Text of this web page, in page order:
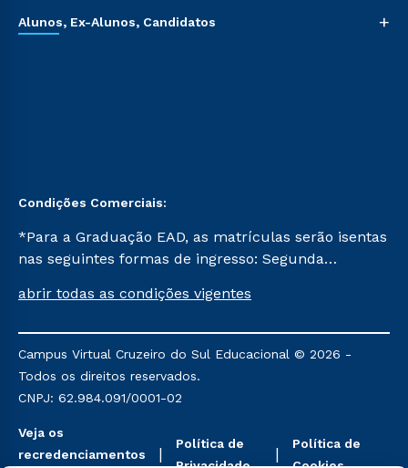
Alunos, Ex-Alunos, Candidatos +
Condições Comerciais:
*Para a Graduação EAD, as matrículas serão isentas
nas seguintes formas de ingresso: Segunda
Já para as demais, a taxa de matrícula será de R$
mencionadas são referentes aos cursos: Ensino
Religioso, Geografia para a Docência e Metodologia
do Ensino de História: Questões Atuais.
abrir todas as condições vigentes
Campus Virtual Cruzeiro do Sul Educacional © 2026 -
Todos os direitos reservados.
CNPJ: 62.984.091/0001-02
Veja os
recredenciamentos
Política de
Política de